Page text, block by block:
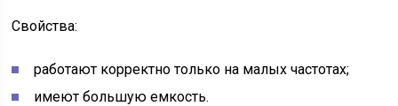
Свойства:
работают корректно только на малых частотах;
имеют большую емкость.